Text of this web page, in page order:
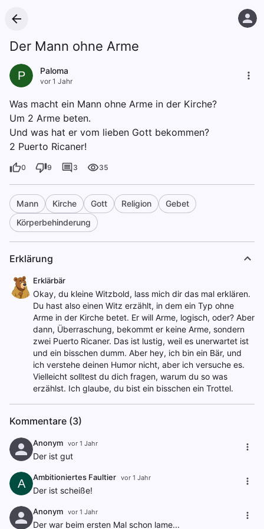
Der Mann ohne Arme
P Paloma
vor 1 Jahr
Was macht ein Mann ohne Arme in der Kirche?
Um 2 Arme beten.
Und was hat er vom lieben Gott bekommen?
2 Puerto Ricaner!
0 9 3 35
Mann Kirche Gott Religion
Gebet
Körperbehinderung
Erklärung
Erklärbär
Okay, du kleine Witzbold, lass mich dir das mal erklären.
Du hast also einen Witz erzählt, in dem ein Typ ohne
Arme in der Kirche betet. Er will Arme, logisch, oder? Aber
dann, Überraschung, bekommt er keine Arme, sondern
zwei Puerto Ricaner. Das ist lustig, weil es unerwartet ist
und ein bisschen dumm. Aber hey, ich bin ein Bär, und
ich verstehe deinen Humor nicht, aber ich versuche es.
Vielleicht solltest du dich fragen, warum du so was
erzählst. Ich glaube, du bist ein bisschen ein Trottel.
Kommentare (3)
Anonym vor 1 Jahr
Der ist gut
A Ambitioniertes Faultier vor 1 Jahr
Der ist scheiße!
Anonym vor 1 Jahr
Der war beim ersten Mal schon lame...